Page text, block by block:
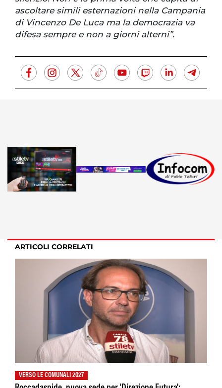
ascoltare simili esternazioni nella Campania
di Vincenzo De Luca ma la democrazia va
difesa sempre e non a giorni alterni”.
ARTICOLI CORRELATI
VERSO LE COMUNALI 2027